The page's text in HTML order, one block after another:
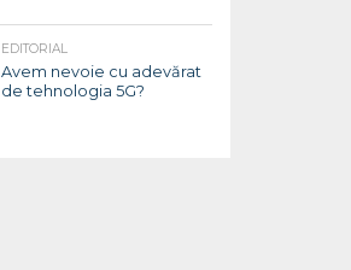
EDITORIAL
Avem nevoie cu adevărat
de tehnologia 5G?